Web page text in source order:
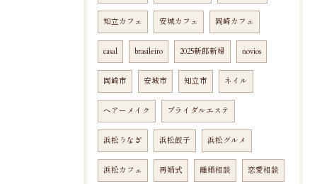
知立カフェ 安城カフェ 岡崎カフェ
casal brasileiro 2025新郎新婦 novios
岡崎市 安城市 知立市 ネイル
ヘアーメイク ブライダルエステ
浜松うなぎ 浜松餃子 浜松グルメ
浜松カフェ 再婚式 離婚相談 恋愛相談